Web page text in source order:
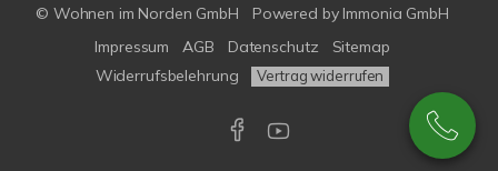
© Wohnen im Norden GmbH Powered by Immonia GmbH
Impressum
AGB Datenschutz
Sitemap
Widerrufsbelehrung
Vertrag widerrufen